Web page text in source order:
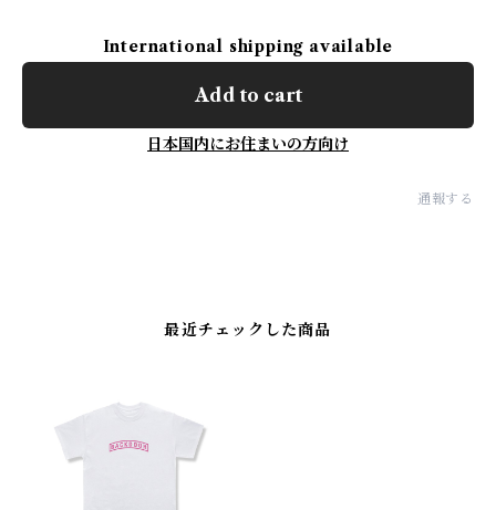
International shipping available
Add to cart
日本国内にお住まいの方向け
通報する
最近チェックした商品